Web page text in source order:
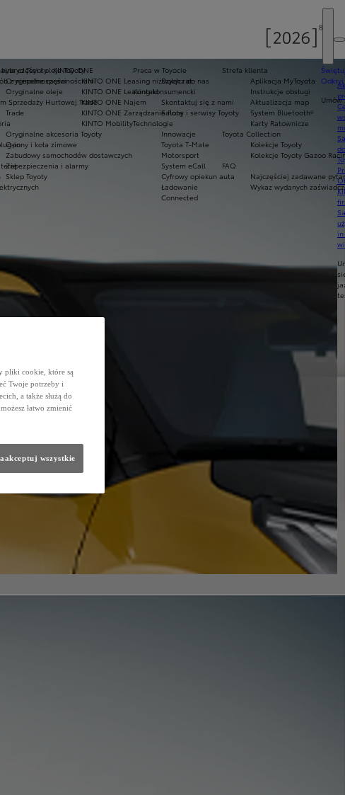
Toyoty
z niepełnosprawnościami
in
Praca w Toyocie
Dołącz do nas
Kontakt
Skontaktuj się z nami
Salony i serwisy Toyoty
Technologie
Innowacje
Toyota T-Mate
Motorsport
System eCall
Cyfrowy opiekun auta
Ładowanie
Connected
KINTO ONE
KINTO ONE Leasing niższych rat
KINTO ONE Leasing konsumencki
KINTO ONE Najem
KINTO ONE Zarządzanie flotą
KINTO Mobility
części i oleje Toyoty
Oryginalne części
Oryginalne oleje
Sprzedaży Hurtowej Trade
Trade
Oryginalne akcesoria Toyoty
Opony i koła zimowe
Zabudowy samochodów dostawczych
Zabezpieczenia i alarmy
Sklep Toyoty
Strefa klienta
Aplikacja MyToyota
Instrukcje obsługi
Aktualizacja map
System Bluetooth®
Karty Ratownicze
Toyota Collection
Kolekcje Toyoty
Kolekcje Toyoty Gazoo
FAQ
Najczęściej zadawane
Wykaz wydanych
pliki cookie, które są
Twoje potrzeby i
a także służą do
łatwo zmienić
wszystkie